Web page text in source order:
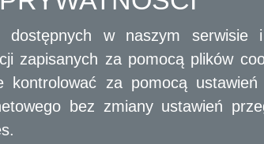
ze studium uwarunkowań i kierunków
i wyrysu ze studium uwarunkowań i kierunków
ustalenia dla danego terenu (ieruchomości) zostały w
i wyrysy ze studium uwarunkowań i kierunków
z dnia 27 marca 2003 r. o planowaniu i
wypisu i wyrysu zarówno z aktualnego, jak i
w naszym serwisie
zapisanych za pomocą plików
kontrolować za pomocą
bez zmiany ustawień